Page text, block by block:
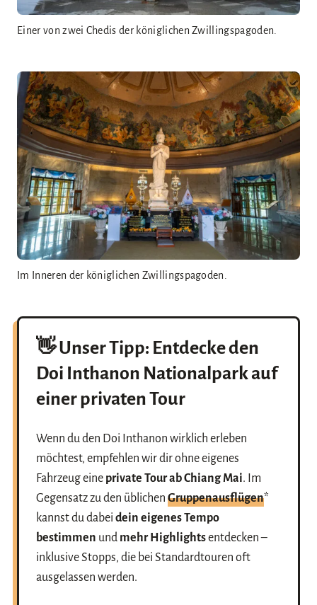
Einer von zwei Chedis der königlichen Zwillingspagoden.
Im Inneren der königlichen Zwillingspagoden.
👋 Unser Tipp: Entdecke den
Doi Inthanon Nationalpark auf
einer privaten Tour
Wenn du den Doi Inthanon wirklich erleben
möchtest, empfehlen wir dir ohne eigenes
Fahrzeug eine private Tour ab Chiang Mai. Im
Gegensatz zu den üblichen Gruppenausflügen*
kannst du dabei dein eigenes Tempo
bestimmen und mehr Highlightsentdecken –
inklusive Stopps, die bei Standardtouren oft
ausgelassen werden.